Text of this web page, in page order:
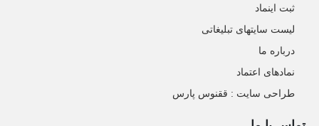
ثبت اینماد
لیست سایتهای تبلیغاتی
درباره ما
نمادهای اعتماد
طراحی سایت : ققنوس پارس